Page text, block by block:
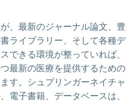
、最新のジャーナル論文、豊
ライブラリー、そして各種デ
できる環境が整っていれば、
最新の医療を提供するための
す。シュプリンガーネイチャ
電子書籍、データベースは、